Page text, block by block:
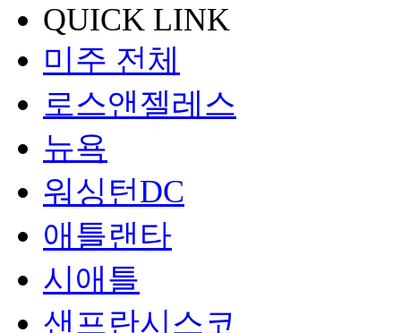
QUICK LINK
미주 전체
로스앤젤레스
뉴욕
워싱턴DC
애틀랜타
시애틀
샌프란시스코